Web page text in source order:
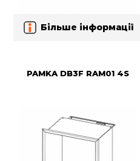
Більше інформації
PAMKA DB3F RAM01 4S